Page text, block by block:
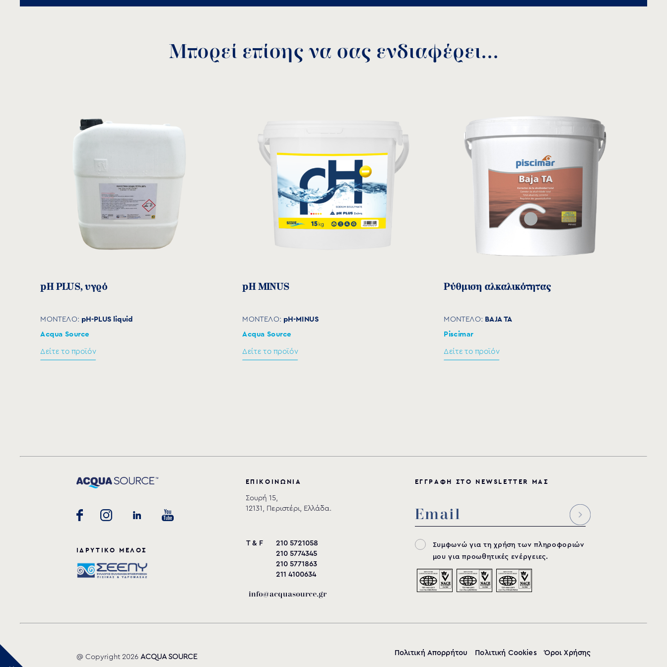
Μπορεί επίσης να σας ενδιαφέρει...
pH PLUS, υγρό
ΜΟΝΤΕΛΟ: pH-PLUS liquid
Acqua Source
Δείτε το προϊόν
pH MINUS
ΜΟΝΤΕΛΟ: pH-MINUS
Acqua Source
Δείτε το προϊόν
Ρύθμιση αλκαλικότητας
ΜΟΝΤΕΛΟ: BAJA TA
Piscimar
Δείτε το προϊόν
ΙΔΡΥΤΙΚΟ ΜΕΛΟΣ
ΕΠ Ι ΚΟ Ι ΝΩ ΝΙ Α
Σουρή 15,
12131, Περιστέρι, Ελλάδα.
T & F
210 5721058
210 5774345
210 5771863
211 4100634
info@acquasource.gr
ΕΓ ΓΡΑΦΗ ΣΤΟ N EWSL ETT ER ΜΑΣ
Συμφωνώ για τη χρήση των πληροφοριών
μου για προωθητικές ενέργειες.
Πολιτική Απορρήτου Πολιτική Cookies Όροι Χρήσης
@ Copyright 2026 ACQUA SOURCE